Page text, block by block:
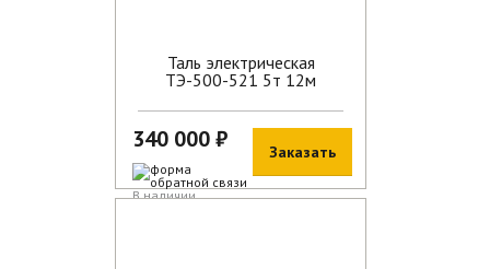
Таль электрическая
ТЭ-500-521 5т 12м
340 000 ₽
В наличии
Заказать